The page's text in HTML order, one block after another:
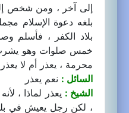
إلى آخر ، ومن شخص
بلغه دعوة الإسلام
بلاد الكفر ، فأسلم
خمس صلوات وهو يشرب
محرمة ، يعذر أم لا
السائل : نعم يعذر
الشيخ : يعذر لماذا ،
، لكن رجل يعيش في